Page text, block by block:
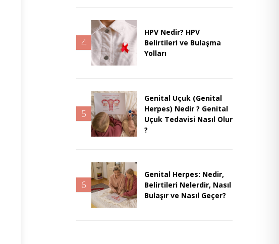
4
HPV Nedir? HPV
Belirtileri ve Bulaşma
Yolları
5
Genital Uçuk (Genital
Herpes) Nedir ? Genital
Uçuk Tedavisi Nasıl Olur
?
6
Genital Herpes: Nedir,
Belirtileri Nelerdir, Nasıl
Bulaşır ve Nasıl Geçer?